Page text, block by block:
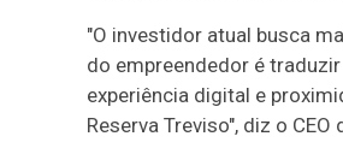
"O investidor atual busca
do empreendedor é
experiência digital e
Reserva Treviso", diz o CEO